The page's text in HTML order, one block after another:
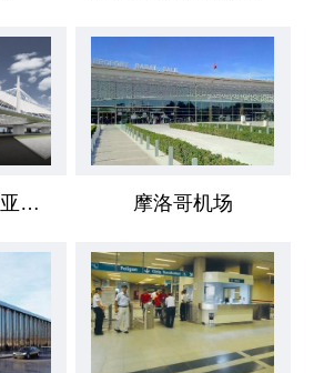
俄罗斯克拉斯诺亚尔斯克国际机场 摩洛哥机场